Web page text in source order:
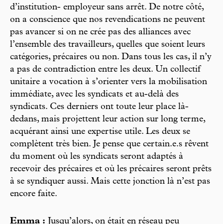
d’institution- employeur sans arrêt. De notre côté,
on a conscience que nos revendications ne peuvent
pas avancer si on ne crée pas des alliances avec
l’ensemble des travailleurs, quelles que soient leurs
catégories, précaires ou non. Dans tous les cas, il n’y
a pas de contradiction entre les deux. Un collectif
unitaire a vocation à s’orienter vers la mobilisation
immédiate, avec les syndicats et au-delà des
syndicats. Ces derniers ont toute leur place là-
dedans, mais projettent leur action sur long terme,
acquérant ainsi une expertise utile. Les deux se
complètent très bien. Je pense que certain.e.s rêvent
du moment où les syndicats seront adaptés à
recevoir des précaires et où les précaires seront prêts
à se syndiquer aussi. Mais cette jonction là n’est pas
encore faite.
Emma : Jusqu’alors, on était en réseau peu